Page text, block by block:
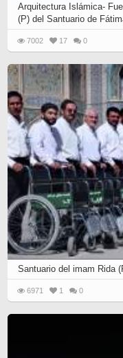
Arquitectura Islámica-
(P) del Santuario de
7002 17 0
Santuario del imam Rida
6971 1 0